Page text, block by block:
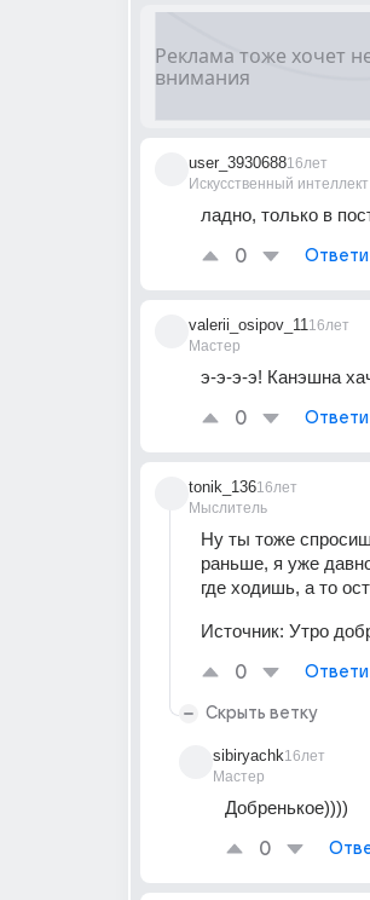
user_3930688
Искусственный интеллект
16лет
ладно, только в
0
valerii_osipov_11
Мастер
16лет
э-э-э-э! Канэшна
0
tonik_136
Мыслитель
16лет
Ну ты тоже
раньше, я уже
где ходишь, а то
Источник: Утро
0
Скрыть ветку
sibiryachk
Мастер
16лет
Добренькое))))
0